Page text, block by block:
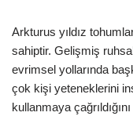
Arkturus yıldız
sahiptir. Gelişmiş
evrimsel yollarında
çok kişi yeteneklerini
kullanmaya